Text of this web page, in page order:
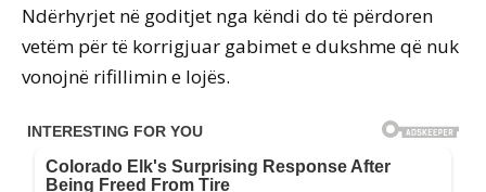
Ndërhyrjet në goditjet nga këndi do të përdoren
vetëm për të korrigjuar gabimet e dukshme që nuk
vonojnë rifillimin e lojës.